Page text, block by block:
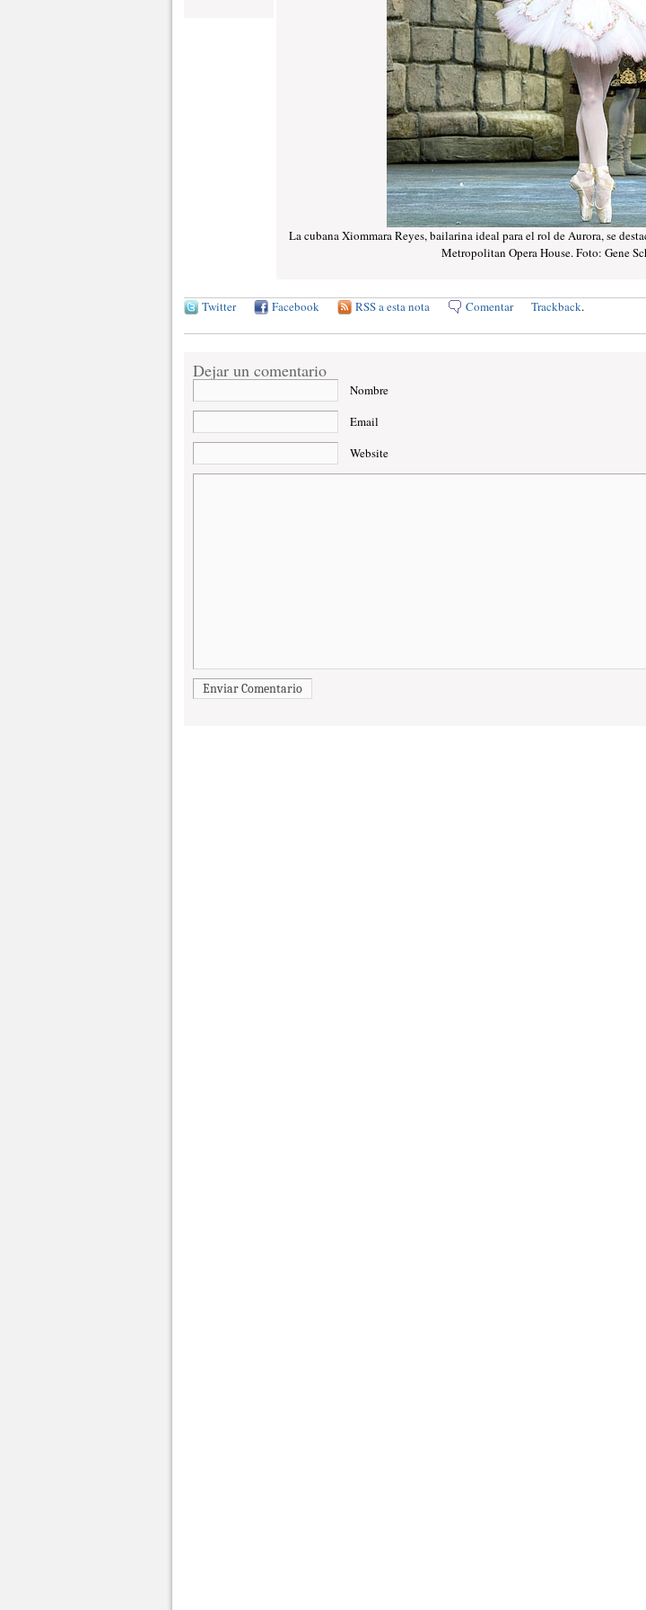
La cubana Xiommara Reyes, bailarina ideal para el rol de Aurora, se
Metropolitan Opera House. Foto: Gene
Twitter Facebook RSS a esta nota Comentar Trackback.
Dejar un comentario
Nombre
Email
Website
Enviar Comentario